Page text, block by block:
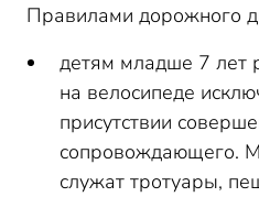
Правилами дорожного
детям младше 7 лет
на велосипеде
присутствии
сопровождающего.
служат тротуары,